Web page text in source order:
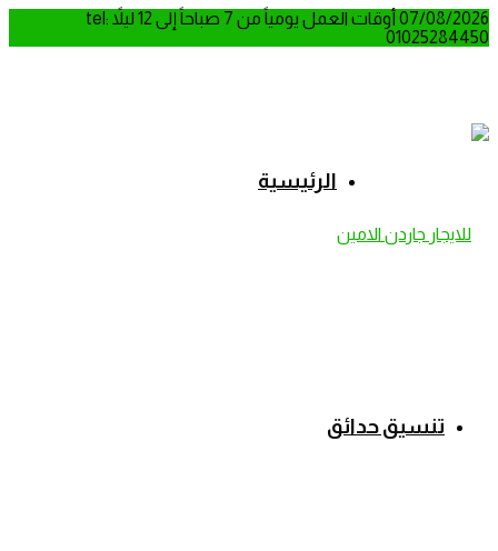
07/08/2026 أوقات العمل يومياً من 7 صباحاً إلى 12 ليلاً
tel:
01025284450
الرئيسية
تنسيق حدائق